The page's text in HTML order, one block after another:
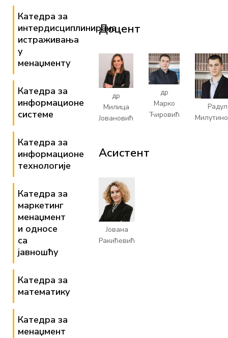
Катедра за
интердисциплинирана
истраживања
у
менаџменту
Катедра за
информационе
системе
Катедра за
информационе
технологије
Катедра за
маркетинг
менаџмент
и односе
са
јавношћу
Катедра за
математику
Катедра за
менаџмент
Доцент
др
Милица
Јовановић
др
Марко
Ћировић
Радул
Асистент
Јована
Ракићевић